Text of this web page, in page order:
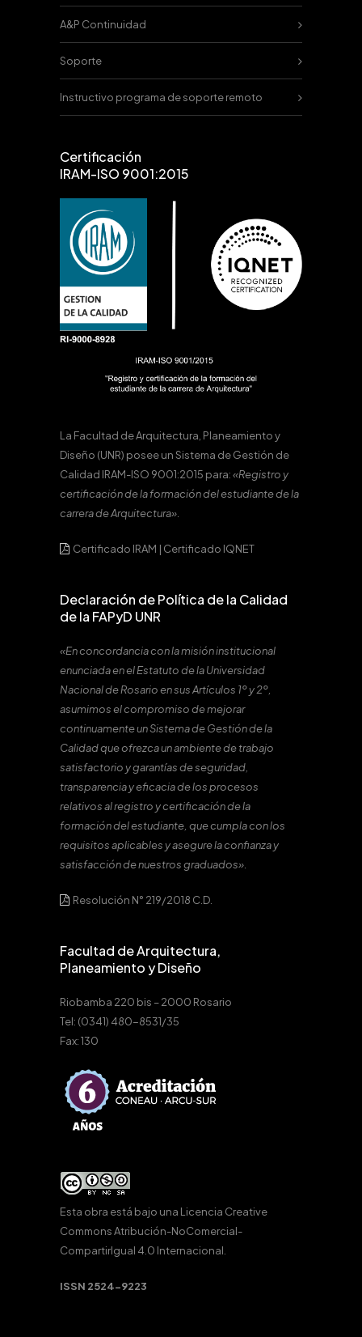
A&P Continuidad
Soporte
Instructivo programa de soporte remoto
Certificación
IRAM-ISO 9001:2015
La Facultad de Arquitectura, Planeamiento y
Diseño (UNR) posee un Sistema de Gestión de
Calidad IRAM-ISO 9001:2015 para:«Registro y
certificación de la formación del estudiante de la
carrera de Arquitectura».
Certificado IRAM | Certificado IQNET
Declaración de Política de la Calidad
de la FAPyD UNR
«En concordancia con la misión institucional
enunciada en el Estatuto de la Universidad
Nacional de Rosario en sus Artículos 1º y 2º,
asumimos el compromiso de mejorar
continuamente un Sistema de Gestión de la
Calidad que ofrezca un ambiente de trabajo
satisfactorio y garantías de seguridad,
transparencia y eficacia de los procesos
relativos al registro y certificación de la
formación del estudiante, que cumpla con los
requisitos aplicables y asegure la confianza y
satisfacción de nuestros graduados».
Resolución N° 219/2018 C.D.
Facultad de Arquitectura,
Planeamiento y Diseño
Riobamba 220 bis – 2000 Rosario
Tel: (0341) 480-8531/35
Fax: 130
Esta obra está bajo una Licencia Creative
Commons Atribución-NoComercial-
CompartirIgual 4.0 Internacional.
ISSN 2524-9223